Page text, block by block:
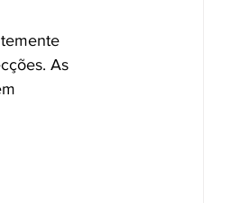
As